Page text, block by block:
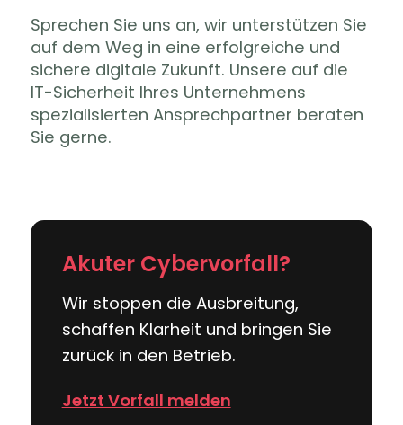
Sprechen Sie uns an, wir unterstützen Sie
auf dem Weg in eine erfolgreiche und
sichere digitale Zukunft. Unsere auf die
IT-Sicherheit Ihres Unternehmens
spezialisierten Ansprechpartner beraten
Sie gerne.
Akuter Cybervorfall?
Wir stoppen die Ausbreitung,
schaffen Klarheit und bringen Sie
zurück in den Betrieb.
Jetzt Vorfall melden